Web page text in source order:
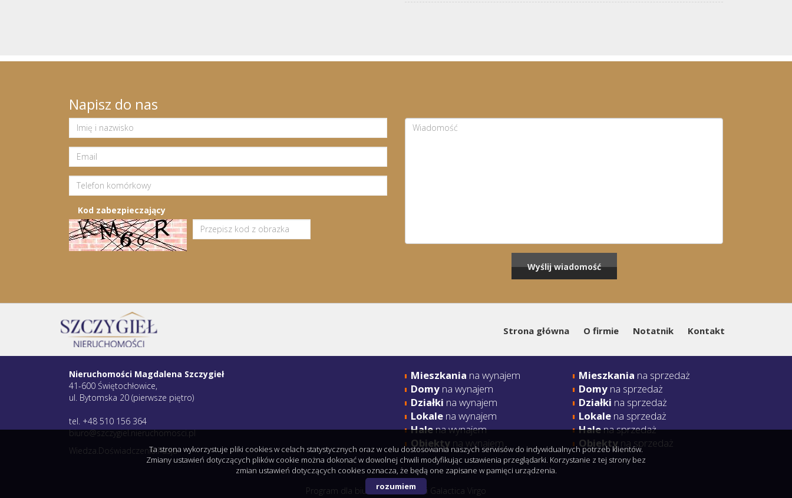
Napisz do nas
Kod zabezpieczający
Strona główna O firmie Notatnik Kontakt
Nieruchomości Magdalena Szczygieł
41-600 Świętochłowice,
ul. Bytomska 20 (pierwsze piętro)
tel. +48 510 156 364
biuro@szczygiel.nieruchomosci.pl
Wiedza.Doświadczenie.Pasja
Mieszkania na wynajem
Domy na wynajem
Działki na wynajem
Lokale na wynajem
Halena wynajem
Obiekty na wynajem
Mieszkania na sprzedaż
Domy na sprzedaż
Działki na sprzedaż
Lokale na sprzedaż
Halena sprzedaż
Obiekty na sprzedaż
Program dla biur nieruchomości Galactica Virgo
Ta strona wykorzystuje pliki cookies w celach statystycznych oraz w celu dostosowania naszych serwisów do indywidualnych potrzeb klientów.
Zmiany ustawień dotyczących plików cookie można dokonać w dowolnej chwili modyfikując ustawienia przeglądarki. Korzystanie z tej strony bez
zmian ustawień dotyczących cookies oznacza, że będą one zapisane w pamięci urządzenia.
rozumiem